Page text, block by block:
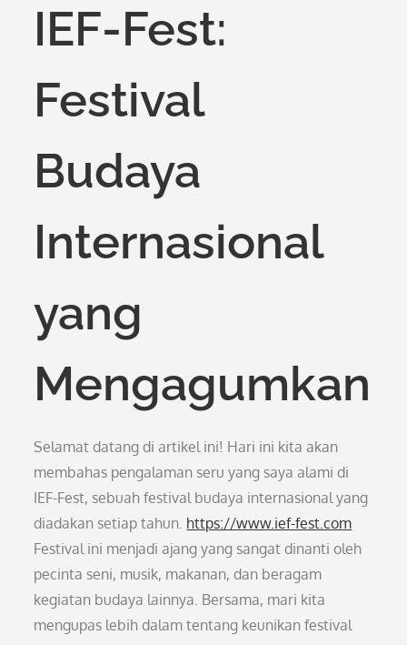
IEF-Fest:
Festival
Budaya
Internasional
yang
Mengagumkan
Selamat datang di artikel ini! Hari ini kita akan
membahas pengalaman seru yang saya alami di
IEF-Fest, sebuah festival budaya internasional yang
diadakan setiap tahun. https://www.ief-fest.com
Festival ini menjadi ajang yang sangat dinanti oleh
pecinta seni, musik, makanan, dan beragam
kegiatan budaya lainnya. Bersama, mari kita
mengupas lebih dalam tentang keunikan festival